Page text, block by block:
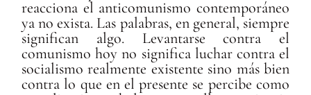
reacciona el anticomunismo contemporáneo
ya no exista. Las palabras, en general, siempre
significan algo. Levantarse contra el
comunismo hoy no significa luchar contra el
socialismo realmente existente sino más bien
contra lo que en el presente se percibe como